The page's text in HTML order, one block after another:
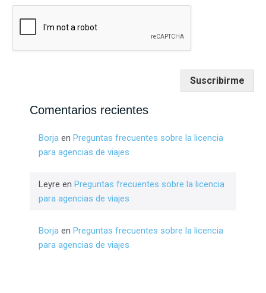
Suscribirme
Comentarios recientes
Borja en Preguntas frecuentes sobre la licencia
para agencias de viajes
Leyre en Preguntas frecuentes sobre la licencia
para agencias de viajes
Borja en Preguntas frecuentes sobre la licencia
para agencias de viajes